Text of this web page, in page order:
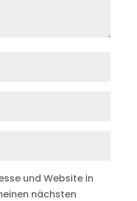
und Website in
nächsten